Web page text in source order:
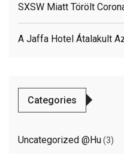
SXSW Miatt Törölt
A Jaffa Hotel Átalakult
Categories
Uncategorized @hu(3)